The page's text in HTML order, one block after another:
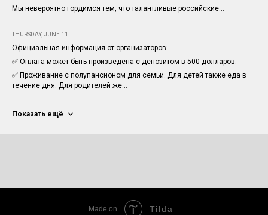
Мы невероятно гордимся тем, что талантливые российские...
THURSDAY, JUNE 11
Официальная информация от организаторов:
✅ Оплата может быть произведена с депозитом в 500 долларов.
✅ Проживание с полупансионом для семьи. Для детей также еда в
течение дня. Для родителей же...
Показать ещё
Made on Tilda